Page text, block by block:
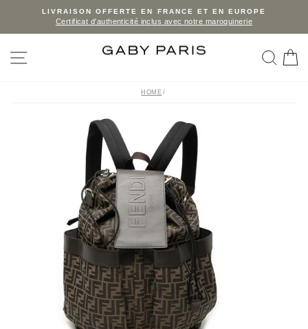
Pause
LIVRAISON OFFERTE EN FRANCE ET EN EUROPE
Certificat d'authenticité inclus avec notre maroquinerie
SITE NAVIGATION
HOME /